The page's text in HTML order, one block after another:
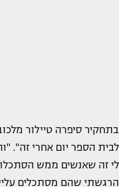
בתחקיר סיפרה טיילור
לבית הספר יום אחרי זה".
לי זה שאנשים ממש הסתכלו
הרגשתי שהם מסתכלים